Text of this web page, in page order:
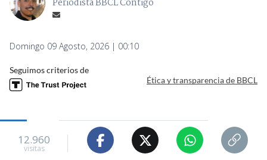
Periodista BBCL Contigo
Domingo 09 Agosto, 2026 | 00:10
Seguimos criterios de
Ética y transparencia de BBCL
12.960
visitas